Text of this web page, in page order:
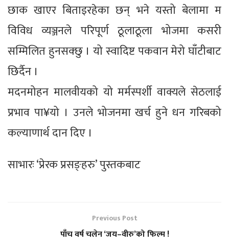
छाक खाएर बिताइरहेका छन् भने यस्तो बेलामा म
विविध व्यञ्जनले परिपूर्ण ठूलाठूला भोजमा कसरी
सम्मिलित हुनसक्छु । यो स्वादिष्ट पकवान मेरो घाँटीबाट
छिर्दैन ।
मदनमोहन मालवीयको यो मर्मस्पर्शी वाक्यले सेठलाई
प्रभाव पा¥यो । उनले भोजनमा खर्च हुने धन गरिबको
कल्याणार्थ दान दिए ।
साभारः ‘प्रेरक प्रसङ्हरु’ पुस्तकबाट
Previous Post
पाँच वर्ष चलेन ‘जय–वीरु’को फिल्म !